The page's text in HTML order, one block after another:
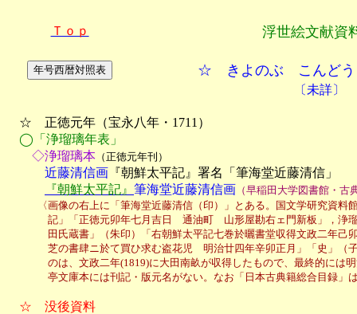
Ｔｏｐ 浮世絵文献資
☆ きよのぶ こんど
〔未詳〕
☆　正徳元年（宝永八年・1711）
◯「浄瑠璃年表」
◇浄瑠璃本 （正徳元年刊）
近藤清信画 『朝鮮太平記』署名「筆海堂近藤清信」
『朝鮮太平記』 筆海堂近藤清信画 （早稲田大学図書館・
〈画像の右上に「筆海堂近藤清信（印）」とある。国文学研究資料館
記」「正徳元卯年七月吉日　通油町　山形屋勘右ェ門新板」，浄瑠
田氏蔵書」（朱印）「右朝鮮太平記七巻於曬書堂収得文政二年己卯
芝の書肆ニ於て買ひ求む盗花児　明治廿四年辛卯正月」「史」（子
のは、文政二年(1819)に大田南畝が収得したもので、最終的には明
亭文庫本には刊記・版元名がない。なお「日本古典籍総合目録」は
☆　没後資料